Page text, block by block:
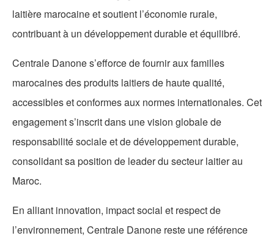
laitière marocaine et soutient l’économie rurale,
contribuant à un développement durable et équilibré.
Centrale Danone s’efforce de fournir aux familles
marocaines des produits laitiers de haute qualité,
accessibles et conformes aux normes internationales. Cet
engagement s’inscrit dans une vision globale de
responsabilité sociale et de développement durable,
consolidant sa position de leader du secteur laitier au
Maroc.
En alliant innovation, impact social et respect de
l’environnement, Centrale Danone reste une référence